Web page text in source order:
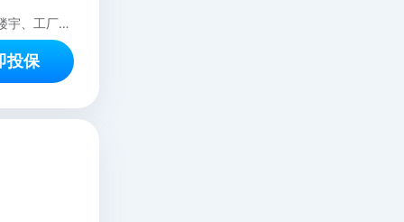
本方案仅适用于室内经营性质的商铺、办公场所等 本方案不适用于承保整体综合性楼宇、工厂、停车场、游泳馆、浴池、住宿酒店、仓库、室外场所等
投保